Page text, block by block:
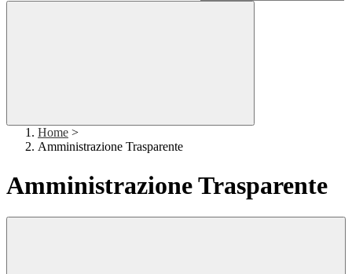
Home >
Amministrazione Trasparente
Amministrazione Trasparente